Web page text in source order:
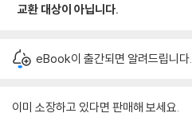
교환 대상이 아닙니다.
eBook이 출간되면 알려드립니다.
이미 소장하고 있다면 판매해 보세요.